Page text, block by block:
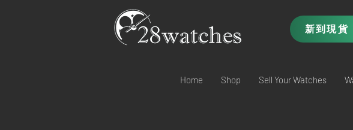
新到現
Home Shop Sell Your Watches